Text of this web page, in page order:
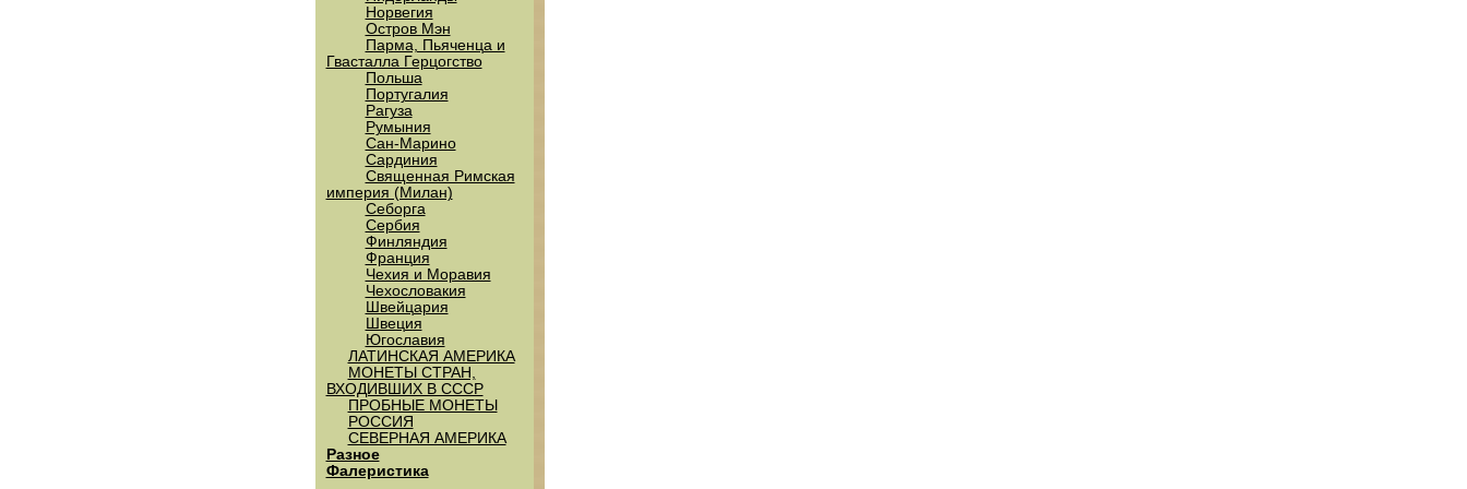
Норвегия
Остров Мэн
Парма, Пьяченца и
Гвасталла Герцогство
Польша
Португалия
Рагуза
Румыния
Сан-Марино
Сардиния
Священная Римская
империя (Милан)
Себорга
Сербия
Финляндия
Франция
Чехия и Моравия
Чехословакия
Швейцария
Швеция
Югославия
ЛАТИНСКАЯ АМЕРИКА
МОНЕТЫ СТРАН,
ВХОДИВШИХ В СССР
ПРОБНЫЕ МОНЕТЫ
РОССИЯ
СЕВЕРНАЯ АМЕРИКА
Разное
Фалеристика